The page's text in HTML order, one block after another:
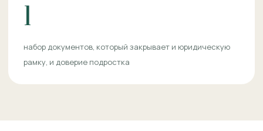
1
набор документов, который закрывает и юридическую
рамку, и доверие подростка